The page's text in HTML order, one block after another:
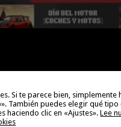
«Hermigua Joven III»
en el tejido económico
Si te parece bien, simplemente
También puedes elegir qué tipo
haciendo clic en «Ajustes».Lee